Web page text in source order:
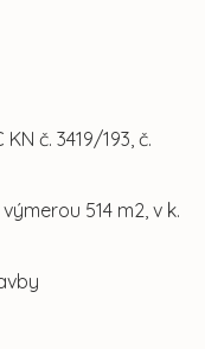
č. 3419/193, č.
514 m2, v k.